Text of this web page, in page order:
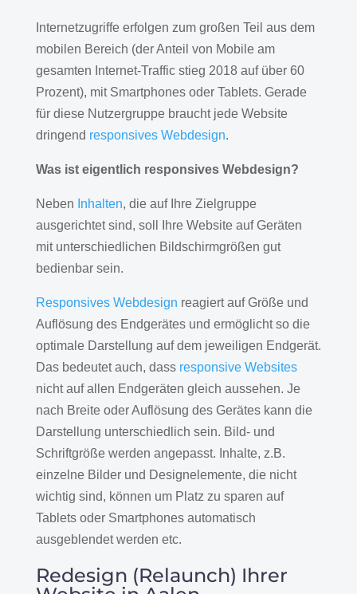
Internetzugriffe erfolgen zum großen Teil aus dem
mobilen Bereich (der Anteil von Mobile am
gesamten Internet-Traffic stieg 2018 auf über 60
Prozent), mit Smartphones oder Tablets. Gerade
für diese Nutzergruppe braucht jede Website
dringend responsives Webdesign.
Was ist eigentlich responsives Webdesign?
Neben Inhalten, die auf Ihre Zielgruppe
ausgerichtet sind, soll Ihre Website auf Geräten
mit unterschiedlichen Bildschirmgrößen gut
bedienbar sein.
Responsives Webdesign reagiert auf Größe und
Auflösung des Endgerätes und ermöglicht so die
optimale Darstellung auf dem jeweiligen Endgerät.
Das bedeutet auch, dass responsive Websites
nicht auf allen Endgeräten gleich aussehen. Je
nach Breite oder Auflösung des Gerätes kann die
Darstellung unterschiedlich sein. Bild- und
Schriftgröße werden angepasst. Inhalte, z.B.
einzelne Bilder und Designelemente, die nicht
wichtig sind, können um Platz zu sparen auf
Tablets oder Smartphones automatisch
ausgeblendet werden etc.
Redesign (Relaunch) Ihrer